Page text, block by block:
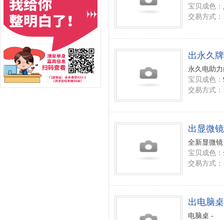
宝贝成色：
交易方式：
出永久
永久电助
宝贝成色：
交易方式：
出显微镜
全新显微
宝贝成色：
交易方式：
出电脑桌
电脑桌 -